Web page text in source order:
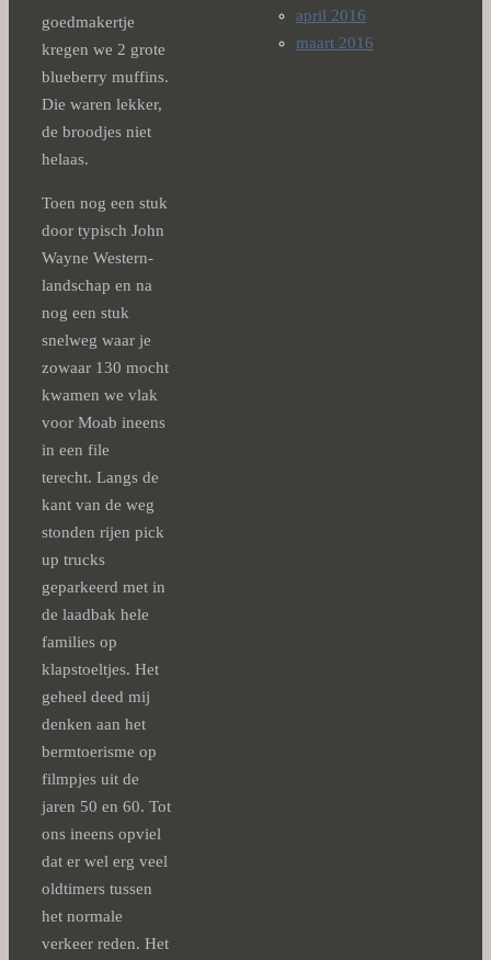
goedmakertje
kregen we 2 grote
blueberry muffins.
Die waren lekker,
de broodjes niet
helaas.
Toen nog een stuk
door typisch John
Wayne Western-
landschap en na
nog een stuk
snelweg waar je
zowaar 130 mocht
kwamen we vlak
voor Moab ineens
in een file
terecht. Langs de
kant van de weg
stonden rijen pick
up trucks
geparkeerd met in
de laadbak hele
families op
klapstoeltjes. Het
geheel deed mij
denken aan het
bermtoerisme op
filmpjes uit de
jaren 50 en 60. Tot
ons ineens opviel
dat er wel erg veel
oldtimers tussen
het normale
verkeer reden. Het
april 2016
maart 2016